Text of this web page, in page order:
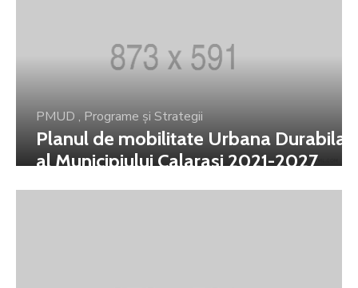
PMUD , Programe și Strategii
Planul de mobilitate Urbana Durabila
al Municipiului Calarasi 2021-2027